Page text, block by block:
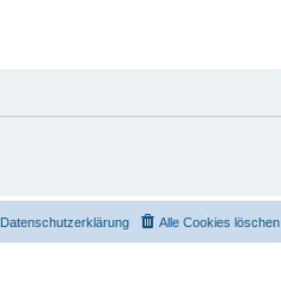
Alle Cookies löschen
Datenschutzerklärung